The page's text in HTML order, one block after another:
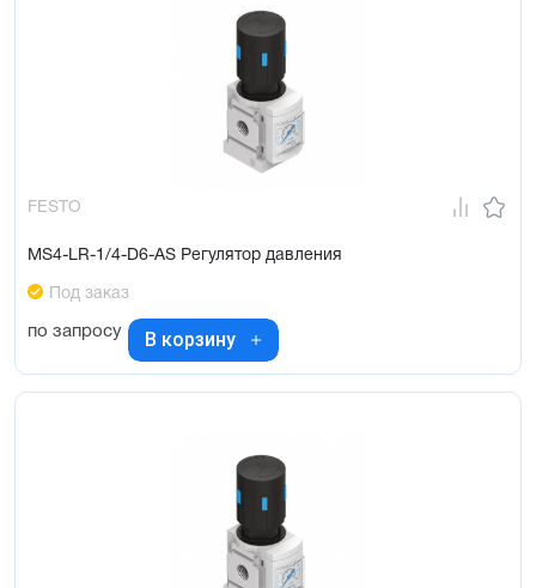
FESTO
MS4-LR-1/4-D6-AS Регулятор давления
Под заказ
по запросу В корзину